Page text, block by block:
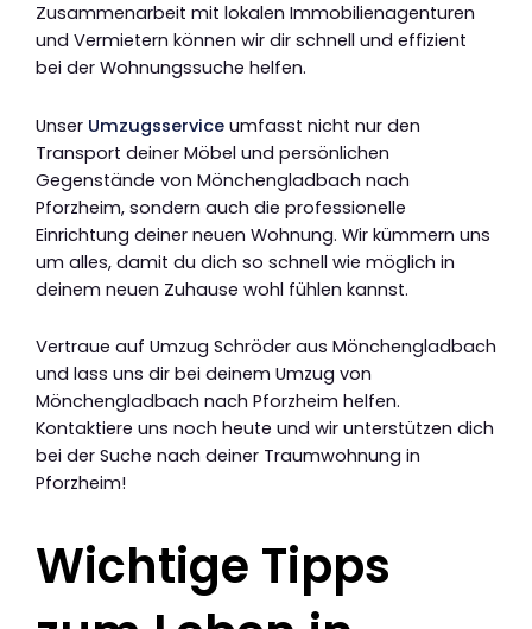
Zusammenarbeit mit lokalen Immobilienagenturen
und Vermietern können wir dir schnell und effizient
bei der Wohnungssuche helfen.
Unser Umzugsservice umfasst nicht nur den
Transport deiner Möbel und persönlichen
Gegenstände von Mönchengladbach nach
Pforzheim, sondern auch die professionelle
Einrichtung deiner neuen Wohnung. Wir kümmern uns
um alles, damit du dich so schnell wie möglich in
deinem neuen Zuhause wohl fühlen kannst.
Vertraue auf Umzug Schröder aus Mönchengladbach
und lass uns dir bei deinem Umzug von
Mönchengladbach nach Pforzheim helfen.
Kontaktiere uns noch heute und wir unterstützen dich
bei der Suche nach deiner Traumwohnung in
Pforzheim!
Wichtige Tipps